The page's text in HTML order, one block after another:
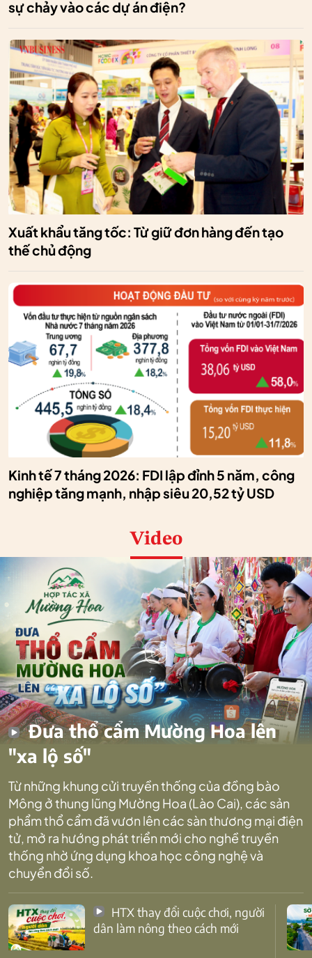
sự chảy vào các dự án điện?
Xuất khẩu tăng tốc: Từ giữ đơn hàng đến tạo
thế chủ động
Kinh tế 7 tháng 2026: FDI lập đỉnh 5 năm, công
nghiệp tăng mạnh, nhập siêu 20,52 tỷ USD
Video
Đưa thổ cẩm Mường Hoa lên
"xa lộ số"
Từ những khung cửi truyền thống của đồng bào
Mông ở thung lũng Mường Hoa (Lào Cai), các sản
phẩm thổ cẩm đã vươn lên các sàn thương mại điện
tử, mở ra hướng phát triển mới cho nghề truyền
thống nhờ ứng dụng khoa học công nghệ và
chuyển đổi số.
dân làm nông theo cách mới